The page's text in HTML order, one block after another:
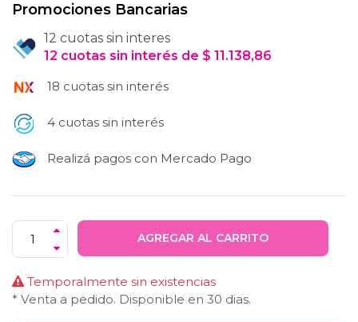
Promociones Bancarias
12 cuotas sin interes
12 cuotas sin interés de $ 11.138,86
18 cuotas sin interés
4 cuotas sin interés
Realizá pagos con Mercado Pago
AGREGAR AL CARRITO
Temporalmente sin existencias
* Venta a pedido. Disponible en 30 dias.